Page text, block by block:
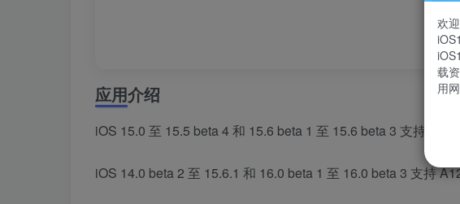
应用介绍
iOS 15.0 至 15.5 beta 4 和 15.6 beta 1 至 15.6 beta 3 支持 A11
iOS 14.0 beta 2 至 15.6.1 和 16.0 beta 1 至 16.0 beta 3 支持
欢
载
用